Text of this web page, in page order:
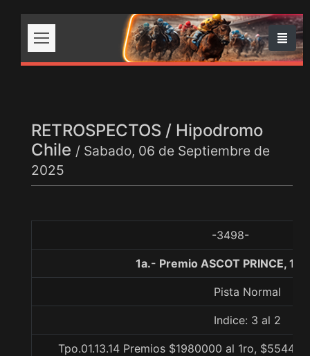
RETROSPECTOS / Hipodromo
Chile / Sabado, 06 de Septiembre de
2025
-3498-
1a.- Premio ASCOT PRINCE,
Pista Normal
Indice: 3 al 2
Tpo.01.13.14 Premios $1980000 al 1ro,